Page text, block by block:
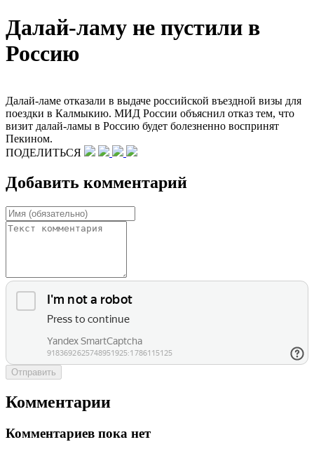
Далай-ламу не пустили в
Россию
Далай-ламе отказали в выдаче российской въездной визы для
поездки в Калмыкию. МИД России объяснил отказ тем, что
визит далай-ламы в Россию будет болезненно воспринят
Пекином.
ПОДЕЛИТЬСЯ
Добавить комментарий
Отправить
Комментарии
Комментариев пока нет